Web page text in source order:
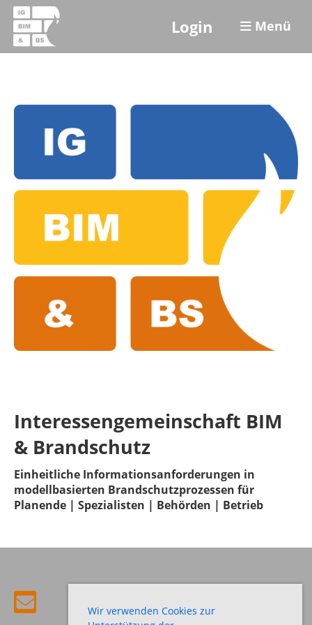
Wir verwenden Cookies zur
Login Menü
Interessengemeinschaft BIM
& Brandschutz
Einheitliche Informationsanforderungen in
modellbasierten Brandschutzprozessen für
Planende | Spezialisten | Behörden | Betrieb